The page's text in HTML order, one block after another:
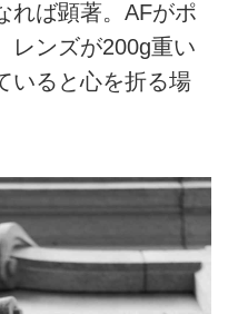
れば顕著。AFがポ
レンズが200g重い
いると心を折る場